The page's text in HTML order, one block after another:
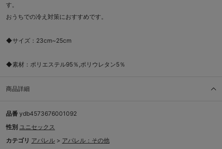
す。
おうちでの冷え対策におすすめです。
◆サイズ：23cm~25cm
◆素材：ポリエステル95％,ポリウレタン5％
商品詳細
品番 ydb4573676001092
性別 ユニセックス
カテゴリ アパレル > アパレル：その他